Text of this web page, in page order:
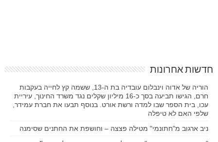
חדשות אחרונות
הוריה של אדוה וינבלום עובדיה בת ה-13, ששמה קץ לחייה בעקבות
חרם, הגישו תביעה בסך כ-16 מיליון שקלים נגד משרד החינוך, עיריית
עכו, בית הספר שבו למדה ורשת אורט. בנוסף תבעו את חברת עמידר,
שלפי האם לא טיפלה
ניב ארגוב מ"חתונמי" מטילה פצצה – וחושפת את החתנים שסימנה